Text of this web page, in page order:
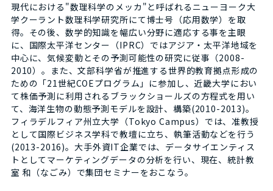
現代における"数理科学のメッカ"と呼ばれるニューヨーク大
学クーラント数理科学研究所にて博士号（応用数学）を取
得。その後、数学的知識を幅広い分野に適応する事を主眼
に、国際太平洋センター（IPRC）ではアジア・太平洋地域を
中心に、気候変動とその予測可能性の研究に従事（2008-
2010）。また、文部科学省が推進する世界的教育拠点形成の
ための「21世紀COEプログラム」に参加し、近畿大学におい
て株価予測に利用されるブラックショールズの方程式を用い
て、海洋生物の動態予測モデルを設計、構築(2010-2013)。
フィラデルフィア州立大学（Tokyo Campus）では、准教授
として国際ビジネス学科で教壇に立ち、執筆活動などを行う
(2013-2016)。大手外資IT企業では、データサイエンティス
トとしてマーケティングデータの分析を行い、現在、統計教
室 和（なごみ）で集団セミナーをおこなう。